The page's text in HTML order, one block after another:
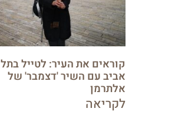
קוראים את העיר: לטייל בתל
אביב עם השיר 'דצמבר' של
אלתרמן
לקריאה